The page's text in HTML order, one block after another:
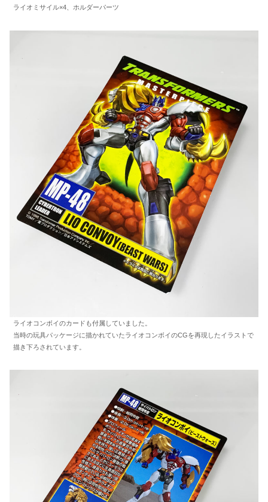
ライオミサイル×4、ホルダーパーツ
ライオコンボイのカードも付属していました。
当時の玩具パッケージに描かれていたライオコンボイのCGを再現したイラストで
描き下ろされています。